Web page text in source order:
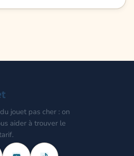
jouet pas cher : on
aider à trouver le